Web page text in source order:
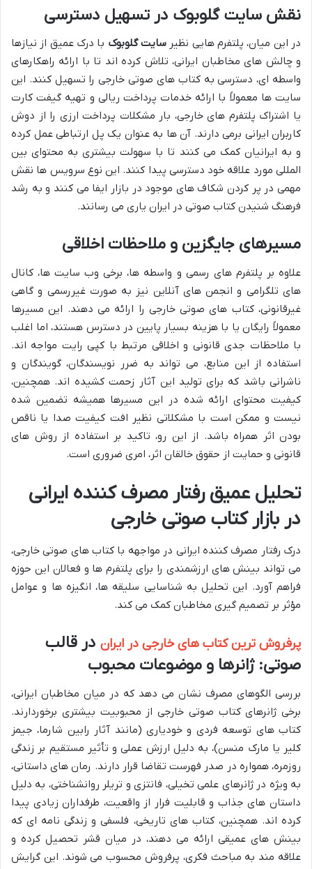
نقش سایت گلوبوک در تسهیل دسترسی
در این میان، پلتفرم هایی نظیر سایت گلوبوک با درک عمیق از نیازها
و چالش های مخاطبان ایرانی، تلاش کرده اند تا با ارائه راهکارهای
واسطه ای، دسترسی به کتاب های صوتی خارجی را تسهیل کنند. این
سایت ها معمولاً با ارائه خدمات پرداخت ریالی و تهیه گیفت کارت
یا اشتراک پلتفرم های خارجی، بار مشکلات پرداخت ارزی را از دوش
کاربران ایرانی برمی دارند. آن ها به عنوان یک پل ارتباطی عمل کرده
و به ایرانیان کمک می کنند تا با سهولت بیشتری به محتوای بین
المللی مورد علاقه خود دسترسی پیدا کنند. این نوع سرویس ها نقش
مهمی در پر کردن شکاف های موجود در بازار ایفا می کنند و به رشد
فرهنگ شنیدن کتاب صوتی در ایران یاری می رسانند.
مسیرهای جایگزین و ملاحظات اخلاقی
علاوه بر پلتفرم های رسمی و واسطه ها، برخی وب سایت ها، کانال
های تلگرامی و انجمن های آنلاین نیز به صورت غیررسمی و گاهی
غیرقانونی، کتاب های صوتی خارجی را ارائه می دهند. این مسیرها
معمولاً رایگان یا با هزینه بسیار پایین در دسترس هستند، اما اغلب
با ملاحظات جدی قانونی و اخلاقی مرتبط با کپی رایت مواجه اند.
استفاده از این منابع، می تواند به ضرر نویسندگان، گویندگان و
ناشرانی باشد که برای تولید این آثار زحمت کشیده اند. همچنین،
کیفیت محتوای ارائه شده در این مسیرها همیشه تضمین شده
نیست و ممکن است با مشکلاتی نظیر افت کیفیت صدا یا ناقص
بودن اثر همراه باشد. از این رو، تاکید بر استفاده از روش های
قانونی و حمایت از حقوق خالقان اثر، امری ضروری است.
تحلیل عمیق رفتار مصرف کننده ایرانی
در بازار کتاب صوتی خارجی
درک رفتار مصرف کننده ایرانی در مواجهه با کتاب های صوتی خارجی،
می تواند بینش های ارزشمندی را برای پلتفرم ها و فعالان این حوزه
فراهم آورد. این تحلیل به شناسایی سلیقه ها، انگیزه ها و عوامل
مؤثر بر تصمیم گیری مخاطبان کمک می کند.
پرفروش ترین کتاب های خارجی در ایران در قالب
صوتی: ژانرها و موضوعات محبوب
بررسی الگوهای مصرف نشان می دهد که در میان مخاطبان ایرانی،
برخی ژانرهای کتاب صوتی خارجی از محبوبیت بیشتری برخوردارند.
کتاب های توسعه فردی و خودیاری (مانند آثار رابین شارما، جیمز
کلیر یا مارک منسن)، به دلیل ارزش عملی و تأثیر مستقیم بر زندگی
روزمره، همواره در صدر فهرست تقاضا قرار دارند. رمان های داستانی،
به ویژه در ژانرهای علمی تخیلی، فانتزی و تریلر روانشناختی، به دلیل
داستان های جذاب و قابلیت فرار از واقعیت، طرفداران زیادی پیدا
کرده اند. همچنین، کتاب های تاریخی، فلسفی و زندگی نامه ای که
بینش های عمیقی ارائه می دهند، در میان قشر تحصیل کرده و
علاقه مند به مباحث فکری، پرفروش محسوب می شوند. این گرایش